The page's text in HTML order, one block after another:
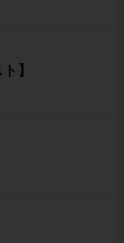
】